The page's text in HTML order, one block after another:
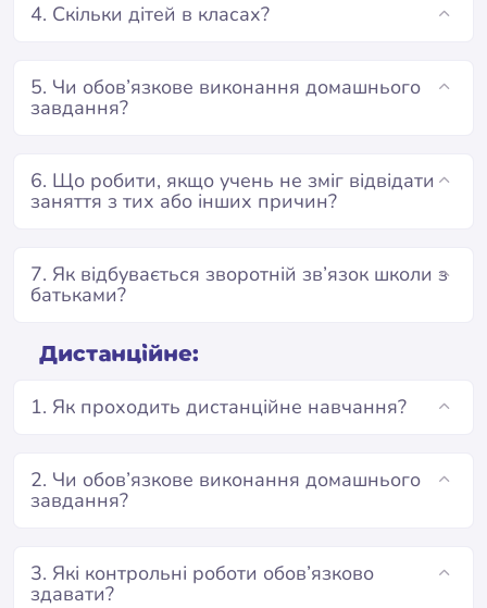
4. Скільки дітей в класах?
5. Чи обов’язкове виконання домашнього
завдання?
6. Що робити, якщо учень не зміг відвідати
заняття з тих або інших причин?
7. Як відбувається зворотній зв’язок школи з
батьками?
Дистанційне:
1. Як проходить дистанційне навчання?
2. Чи обов’язкове виконання домашнього
завдання?
3. Які контрольні роботи обов’язково
здавати?